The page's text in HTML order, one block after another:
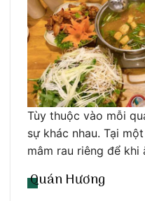
Tùy thuộc vào mỗi
sự khác nhau. Tại
mâm rau riêng để
Quán Hương